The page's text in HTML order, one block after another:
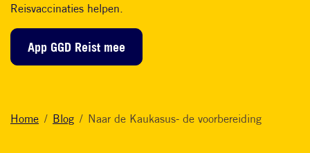
Reisvaccinaties helpen.
App GGD Reist mee
Home Blog Naar de Kaukasus- de voorbereiding